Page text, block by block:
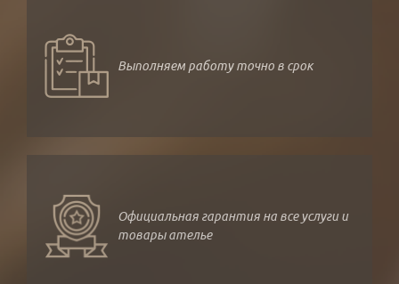
Выполняем работу точно в срок
Официальная гарантия на все услуги и
товары ателье